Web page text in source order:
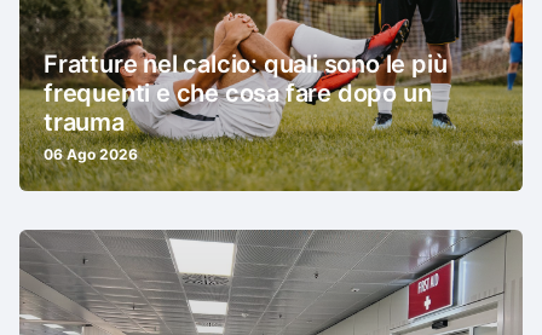
Fratture nel calcio: quali sono le più
frequenti e che cosa fare dopo un
trauma
06 Ago 2026